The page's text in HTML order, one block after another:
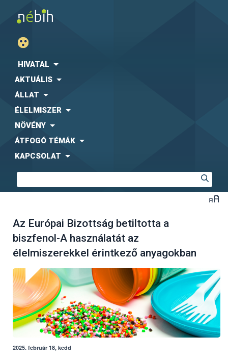
HIVATAL
AKTUÁLIS
ÁLLAT
ÉLELMISZER
NÖVÉNY
ÁTFOGÓ TÉMÁK
KAPCSOLAT
Az Európai Bizottság betiltotta a
biszfenol-A használatát az
élelmiszerekkel érintkező anyagokban
2025. február 18, kedd